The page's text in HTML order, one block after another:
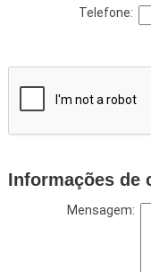
Telefone:
Informações de
Mensagem: